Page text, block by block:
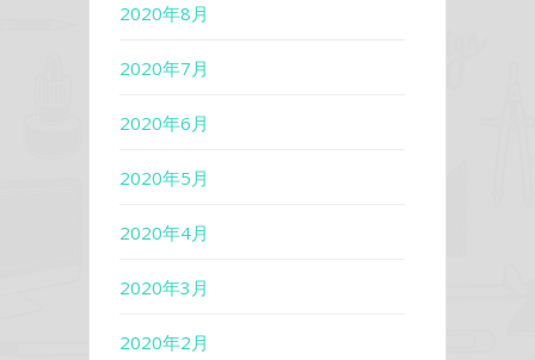
2020年8月
2020年7月
2020年6月
2020年5月
2020年4月
2020年3月
2020年2月